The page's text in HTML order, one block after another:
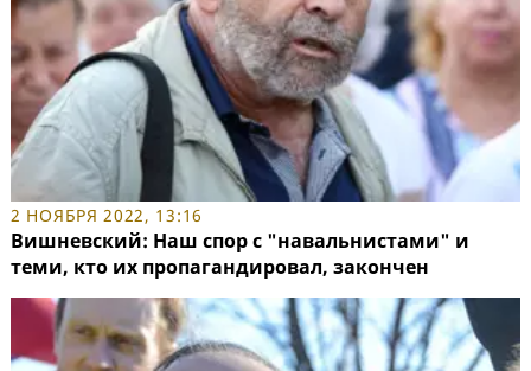
2 НОЯБРЯ 2022, 13:16
Вишневский: Наш спор с "навальнистами" и
теми, кто их пропагандировал, закончен